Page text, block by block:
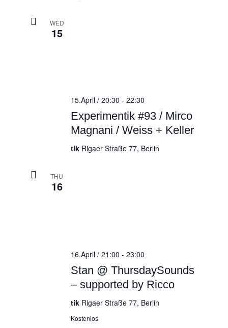
WED
15
Experimentik #93 / Mirco
Magnani / Weiss + Keller
15.April / 20:30 - 22:30
tik Rigaer Straße 77, Berlin
THU
16
Stan @ ThursdaySounds
– supported by Ricco
16.April / 21:00 - 23:00
tik Rigaer Straße 77, Berlin
Kostenlos